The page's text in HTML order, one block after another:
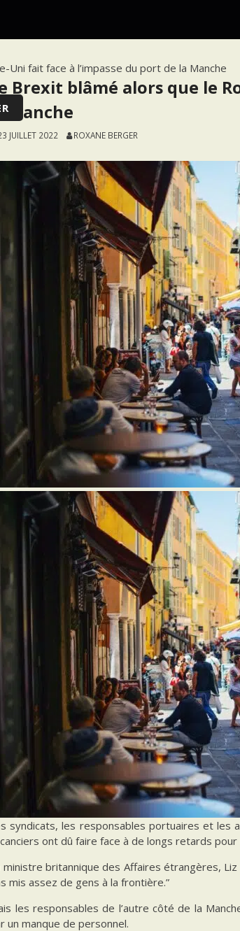
Uni fait face à l’impasse du port de la Manche
Brexit blâmé alors que le
Manche
JUILLET 2022 ROXANE BERGER
syndicats, les responsables portuaires et les
ont dû faire face à de longs retards
ministre britannique des Affaires étrangères,
mis assez de gens à la frontière.”
les responsables de l’autre côté de la
un manque de personnel.